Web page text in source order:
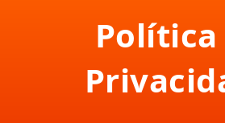
Política